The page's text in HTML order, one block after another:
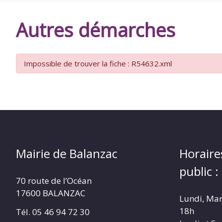
Autres démarches
Impossible de trouver la fiche : R54632.xml
Mairie de Balanzac
70 route de l’Océan
17600 BALANZAC
Tél. 05 46 94 72 30
public :
Lundi,
18h